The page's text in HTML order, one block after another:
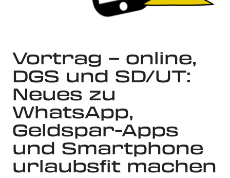
Vortrag – online,
DGS und SD/UT:
Neues zu
WhatsApp,
Geldspar-Apps
und Smartphone
urlaubsfit machen